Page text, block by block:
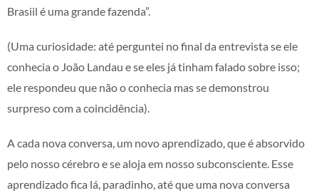
Brasiil é uma grande fazenda”.
(Uma curiosidade: até perguntei no final da entrevista se ele
conhecia o João Landau e se eles já tinham falado sobre isso;
ele respondeu que não o conhecia mas se demonstrou
surpreso com a coincidência).
A cada nova conversa, um novo aprendizado, que é absorvido
pelo nosso cérebro e se aloja em nosso subconsciente. Esse
aprendizado fica lá, paradinho, até que uma nova conversa